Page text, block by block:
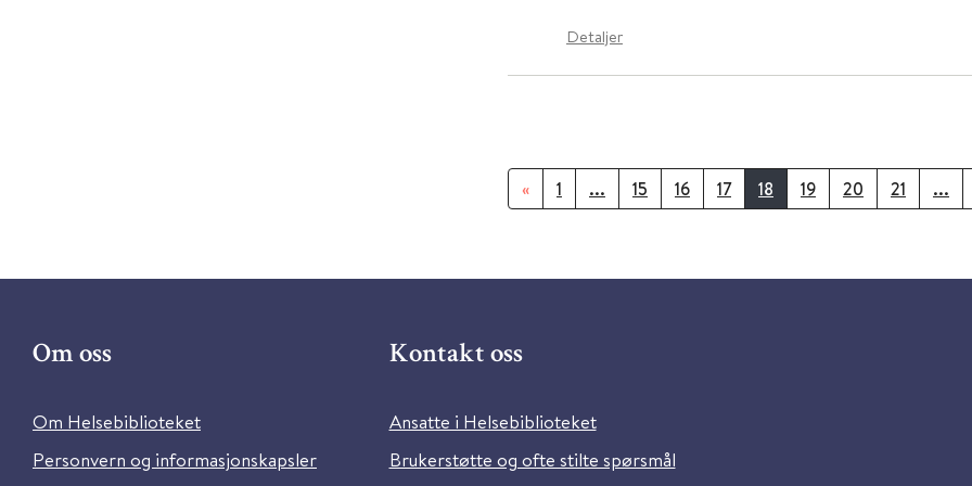
Detaljer
« 1 ... 15 16 17 18 19 20 21 ...
Om oss
Om Helsebiblioteket
Personvern og informasjonskapsler
Kontakt oss
Ansatte i Helsebiblioteket
Brukerstøtte og ofte stilte spørsmål